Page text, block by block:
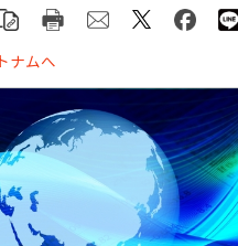
ナムへ